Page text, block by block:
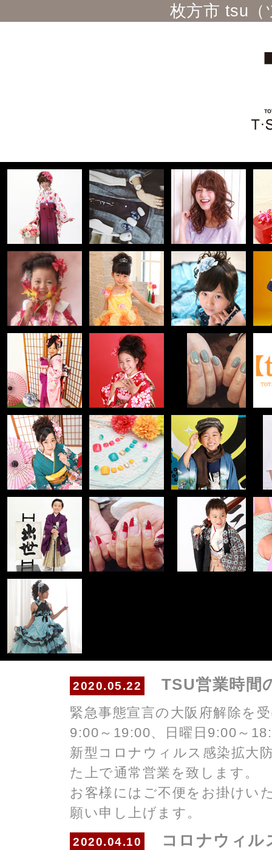
枚方市 tsu（
2020.05.22 TSU営業時間
緊急事態宣言の大阪府解除を
9:00～19:00、日曜日9:00～
新型コロナウィルス感染拡大
た上で通常営業を致します。
お客様にはご不便をお掛けい
願い申し上げます。
2020.04.10 コロナウィル